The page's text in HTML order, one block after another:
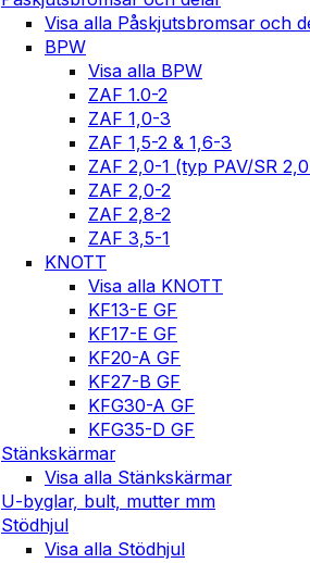
Visa alla Påskjutsbromsar och
BPW
Visa alla BPW
ZAF 1.0-2
ZAF 1,0-3
ZAF 1,5-2 & 1,6-3
ZAF 2,0-1 (typ PAV/SR
ZAF 2,0-2
ZAF 2,8-2
ZAF 3,5-1
KNOTT
Visa alla KNOTT
KF13-E GF
KF17-E GF
KF20-A GF
KF27-B GF
KFG30-A GF
KFG35-D GF
Stänkskärmar
Visa alla Stänkskärmar
U-byglar, bult, mutter mm
Stödhjul
Visa alla Stödhjul